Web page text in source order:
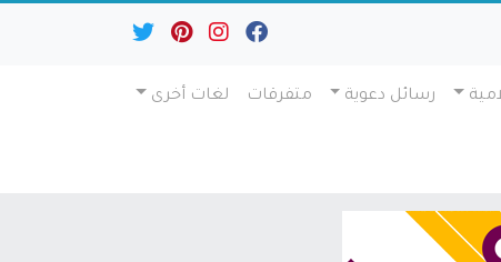
رسائل دعوية متفرقات لغات أخرى